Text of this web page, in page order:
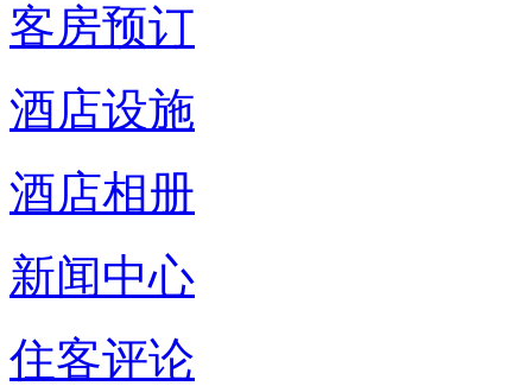
客房预订
酒店设施
酒店相册
新闻中心
住客评论